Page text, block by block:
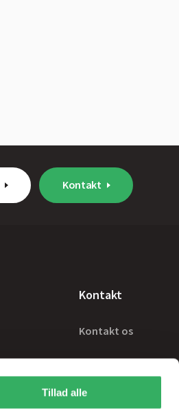
Tillad alle
Kontakt
Kontakt
Kontakt os